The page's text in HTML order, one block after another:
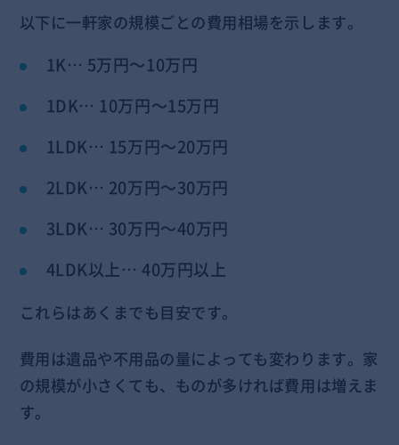
以下に一軒家の規模ごとの費用相場を示します。
1K… 5万円～10万円
1DK… 10万円～15万円
1LDK… 15万円～20万円
2LDK… 20万円～30万円
3LDK… 30万円～40万円
4LDK以上… 40万円以上
これらはあくまでも目安です。
費用は遺品や不用品の量によっても変わります。家
の規模が小さくても、ものが多ければ費用は増えま
す。